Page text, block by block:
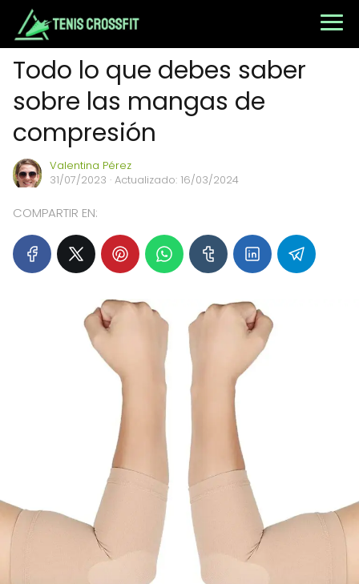
Todo lo que debes saber
sobre las mangas de
compresión
Valentina Pérez
31/07/2023 · Actualizado: 16/03/2024
COMPARTIR EN: